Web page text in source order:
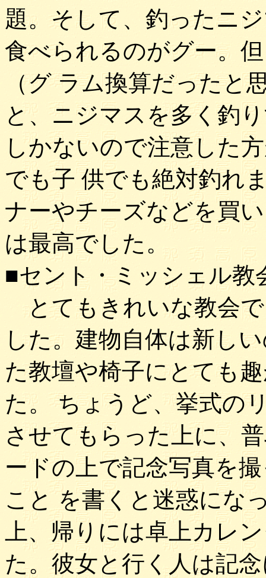
題。そして、釣ったニ
食べられるのがグー。
（グ ラム換算だったと
と、ニジマスを多く釣
しかないので注意した
でも子 供でも絶対釣れ
ナーやチーズなどを買
は最高でした。
■セント・ミッシェル教
とてもきれいな教会
した。建物自体は新し
た教壇や椅子にとても
た。 ちょうど、挙式の
させてもらった上に、
ードの上で記念写真を
こと を書くと迷惑にな
上、帰りには卓上カレ
た。彼女と行く人は記